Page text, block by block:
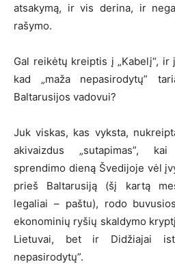
atsakymą, ir vis derina, ir
rašymo.
Gal reikėtų kreiptis į „Kabelį“, ir
kad „maža nepasirodytų”
Baltarusijos vadovui?
Juk viskas, kas vyksta,
akivaizdus „sutapimas”,
sprendimo dieną Švedijoje vėl
prieš Baltarusiją (šį kartą
legaliai – paštu), rodo
ekonominių ryšių skaldymo
Lietuvai, bet ir Didžiajai
nepasirodytų”.